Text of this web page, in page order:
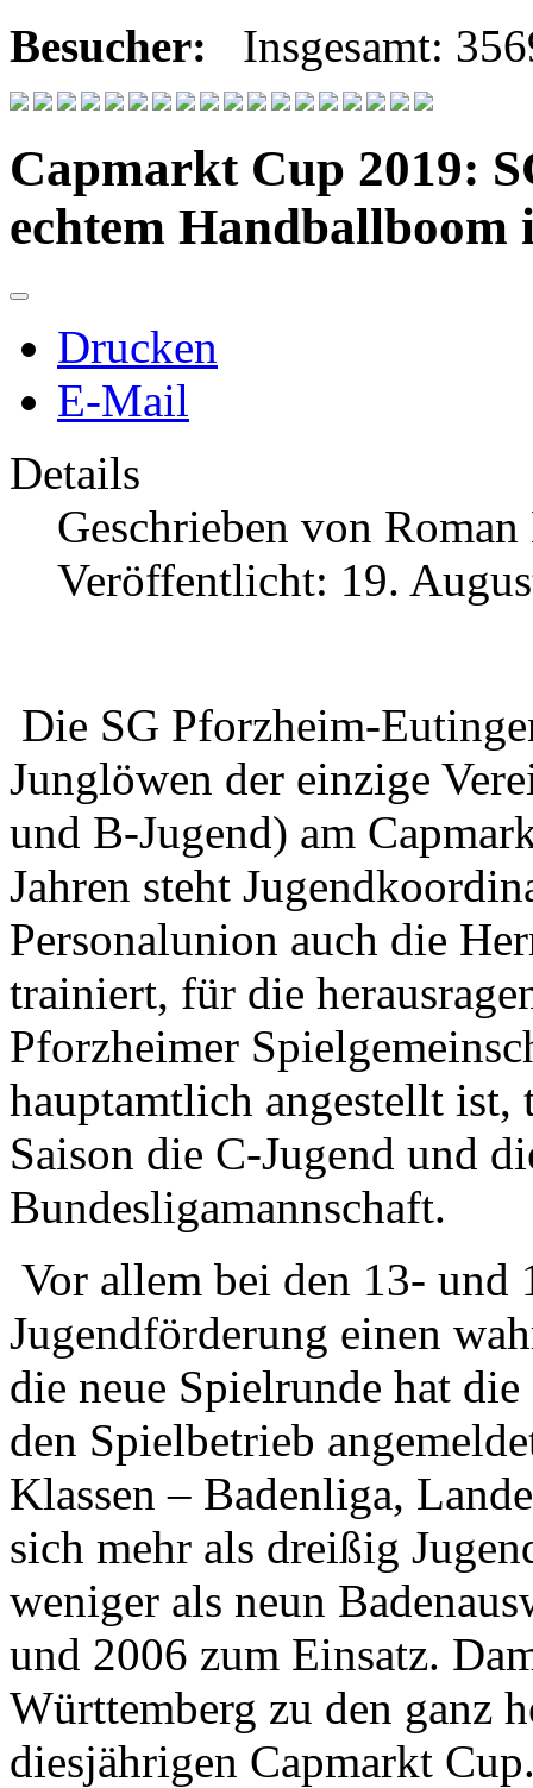
Besucher: Insgesamt:
Capmarkt Cup 2019:
echtem Handballboom
Drucken
E-Mail
Details
Geschrieben von
Veröffentlicht: 19.
Die SG Pforzheim-
Junglöwen der einzige
und B-Jugend) am
Jahren steht
Personalunion auch die
trainiert, für die
Pforzheimer
hauptamtlich angestellt ist,
Saison die C-Jugend und
Bundesligamannschaft.
Vor allem bei den 13- und
Jugendförderung einen
die neue Spielrunde hat
den Spielbetrieb
Klassen – Badenliga,
sich mehr als dreißig
weniger als neun
und 2006 zum Einsatz.
Württemberg zu den ganz
diesjährigen Capmarkt